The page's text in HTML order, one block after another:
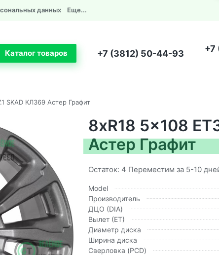
данных Еще...
Каталог товаров +7 (3812) 50-44-93 +7
SKAD КЛ369 Астер Графит
8xR18 5x108
Астер Графит
Остаток: 4 Переместим за 5-10
Model
Производитель
ДЦО (DIA)
Вылет (ЕТ)
Диаметр диска
Ширина диска
Сверловка (PCD)